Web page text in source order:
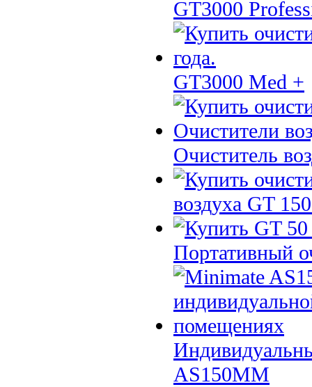
GT3000
GT3000 Med +
Очиститель
воздуха GT
Портативный
AS150MM